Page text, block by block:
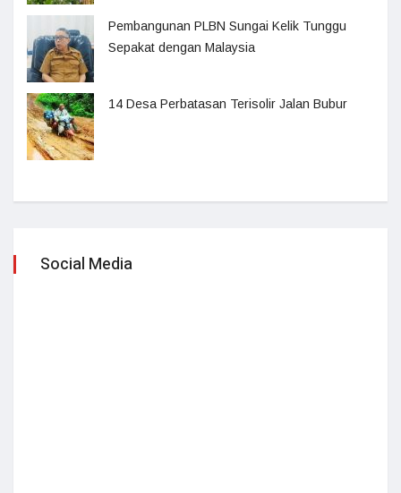
Pembangunan PLBN Sungai Kelik Tunggu
Sepakat dengan Malaysia
14 Desa Perbatasan Terisolir Jalan Bubur
Social Media